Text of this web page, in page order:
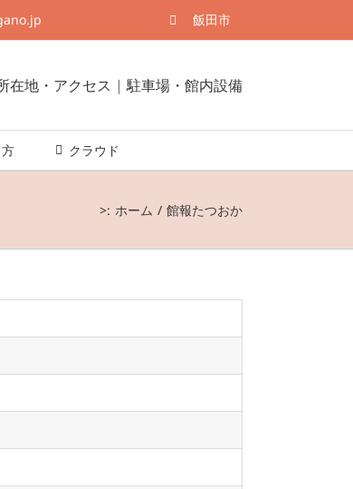
飯田市
在地・アクセス |駐車場・館内設備
クラウド
>: ホーム 館報たつおか